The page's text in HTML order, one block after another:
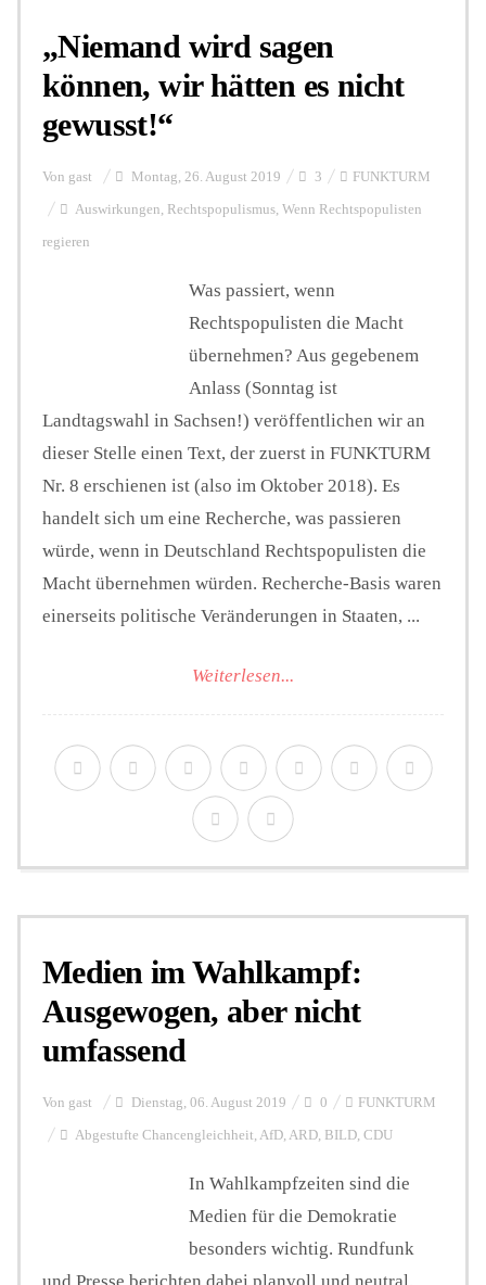
„Niemand wird sagen
können, wir hätten es nicht
gewusst!“
Von gast Montag, 26. August 2019 3 FUNKTURM
Auswirkungen, Rechtspopulismus, Wenn Rechtspopulisten
regieren
Was passiert, wenn
Rechtspopulisten die Macht
übernehmen? Aus gegebenem
Anlass (Sonntag ist
Landtagswahl in Sachsen!) veröffentlichen wir an
dieser Stelle einen Text, der zuerst in FUNKTURM
Nr. 8 erschienen ist (also im Oktober 2018). Es
handelt sich um eine Recherche, was passieren
würde, wenn in Deutschland Rechtspopulisten die
Macht übernehmen würden. Recherche-Basis waren
einerseits politische Veränderungen in Staaten, ...
Weiterlesen...
Medien im Wahlkampf:
Ausgewogen, aber nicht
umfassend
Von gast Dienstag, 06. August 2019 0 FUNKTURM
Abgestufte Chancengleichheit, AfD, ARD, BILD, CDU
In Wahlkampfzeiten sind die
Medien für die Demokratie
besonders wichtig. Rundfunk